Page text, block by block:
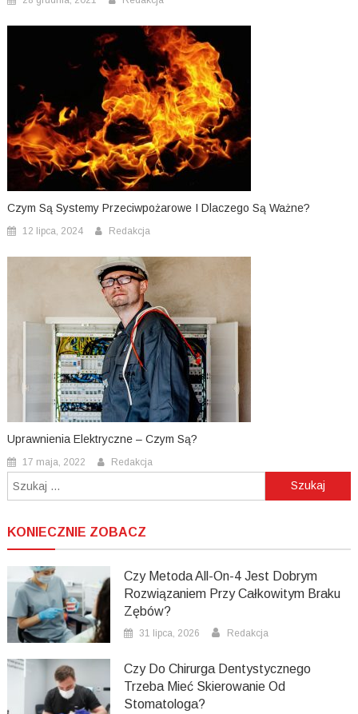
Czym Są Systemy Przeciwpożarowe I Dlaczego Są Ważne?
12 lipca, 2024 Redakcja
Uprawnienia Elektryczne – Czym Są?
17 maja, 2022 Redakcja
Szukaj:
KONIECZNIE ZOBACZ
Czy Metoda All-On-4 Jest Dobrym
Rozwiązaniem Przy Całkowitym Braku
Zębów?
31 lipca, 2026 Redakcja
Czy Do Chirurga Dentystycznego
Trzeba Mieć Skierowanie Od
Stomatologa?